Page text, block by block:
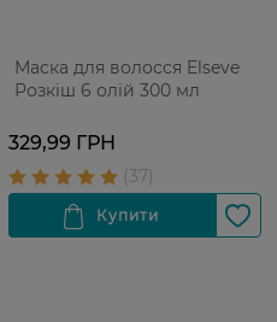
Маска для волосся Elseve
Розкіш 6 олій 300 мл
329,99 ГРН